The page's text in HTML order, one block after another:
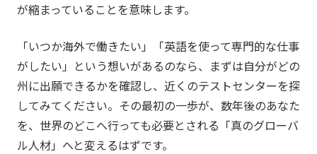
が縮まっていることを意味します。
「いつか海外で働きたい」「英語を使って専門的な仕事
がしたい」という想いがあるのなら、まずは自分がどの
州に出願できるかを確認し、近くのテストセンターを探
してみてください。その最初の一歩が、数年後のあなた
を、世界のどこへ行っても必要とされる「真のグローバ
ル人材」へと変えるはずです。